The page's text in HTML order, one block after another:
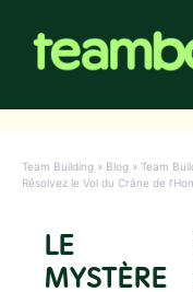
contenu
Team Building » Blog » Team
Résolvez le Vol du Crâne de
LE
MYSTÈRE